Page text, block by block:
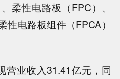
柔性电路板（FPC）、
性电路板组件（FPCA）
营业收入31.41亿元，同